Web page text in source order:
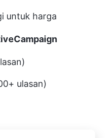
untuk harga
ulasan)